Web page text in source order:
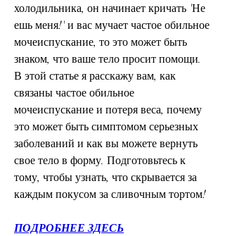
холодильника, он начинает кричать 'Не
ешь меня!' и вас мучает частое обильное
мочеиспускание, то это может быть
знаком, что ваше тело просит помощи.
В этой статье я расскажу вам, как
связаны частое обильное
мочеиспускание и потеря веса, почему
это может быть симптомом серьезных
заболеваний и как вы можете вернуть
свое тело в форму. Подготовьтесь к
тому, чтобы узнать, что скрывается за
каждым покусом за сливочным тортом!
ПОДРОБНЕЕ ЗДЕСЬ